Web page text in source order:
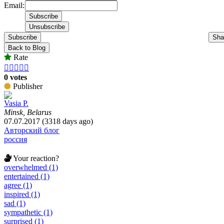
Email:
Subscribe
Back to Blog
Rate
    
0 votes
Publisher
Vasia P.
Minsk, Belarus
07.07.2017 (3318 days ago)
Авторский блог
россия
Your reaction?
overwhelmed (1)
entertained (1)
agree (1)
inspired (1)
sad (1)
sympathetic (1)
surprised (1)